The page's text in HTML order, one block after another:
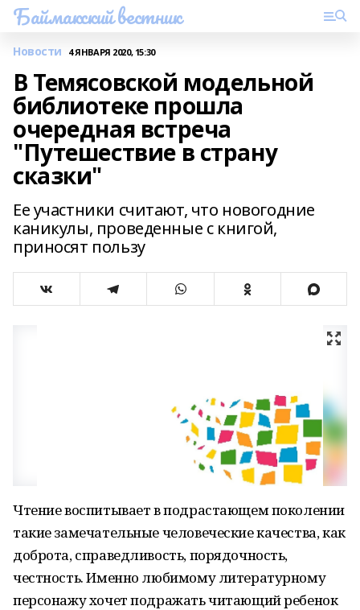
Баймакский вестник
Новости 4 ЯНВАРЯ 2020, 15:30
В Темясовской модельной
библиотеке прошла
очередная встреча
"Путешествие в страну
сказки"
Ее участники считают, что новогодние
каникулы, проведенные с книгой,
приносят пользу
Чтение воспитывает в подрастающем поколении
такие замечательные человеческие качества, как
доброта, справедливость, порядочность,
честность. Именно любимому литературному
персонажу хочет подражать читающий ребенок